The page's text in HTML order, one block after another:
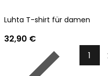
Luhta T-shirt für damen
32,90 €
1